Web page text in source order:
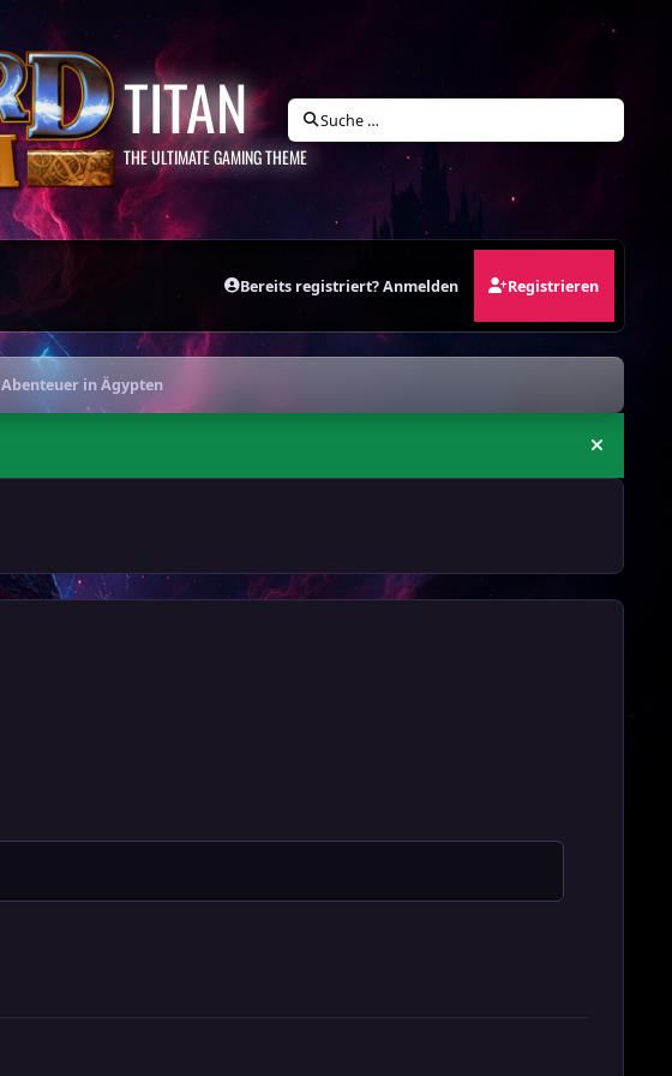
TITAN
THE ULTIMATE GAMING THEME
Suche …
Bereits registriert? Anmelden Registrieren
Abenteuer in Ägypten